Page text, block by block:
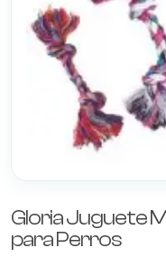
Gloria Juguete
para Perros